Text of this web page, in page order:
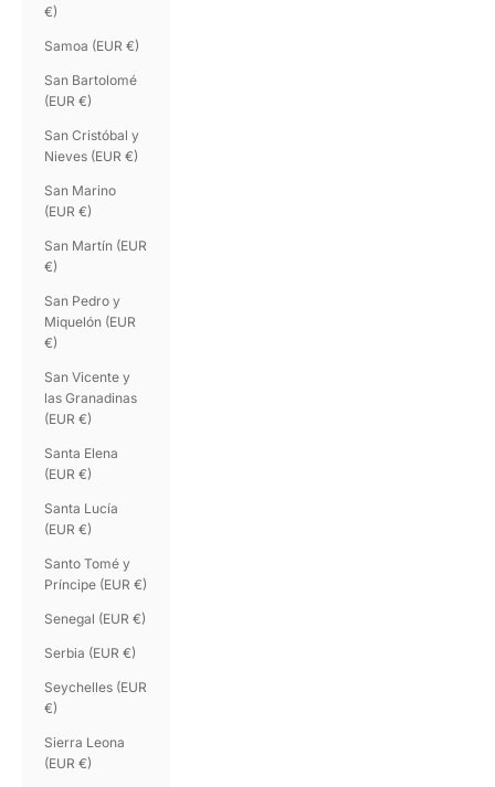
€)
Samoa (EUR €)
San Bartolomé
(EUR €)
San Cristóbal y
Nieves (EUR €)
San Marino
(EUR €)
San Martín (EUR
€)
San Pedro y
Miquelón (EUR
€)
San Vicente y
las Granadinas
(EUR €)
Santa Elena
(EUR €)
Santa Lucía
(EUR €)
Santo Tomé y
Príncipe (EUR €)
Senegal (EUR €)
Serbia (EUR €)
Seychelles (EUR
€)
Sierra Leona
(EUR €)